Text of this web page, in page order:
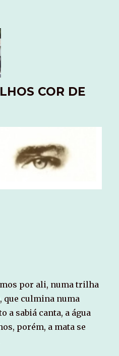
COR DE
por ali, numa trilha
que culmina numa
a sabiá canta, a água
porém, a mata se